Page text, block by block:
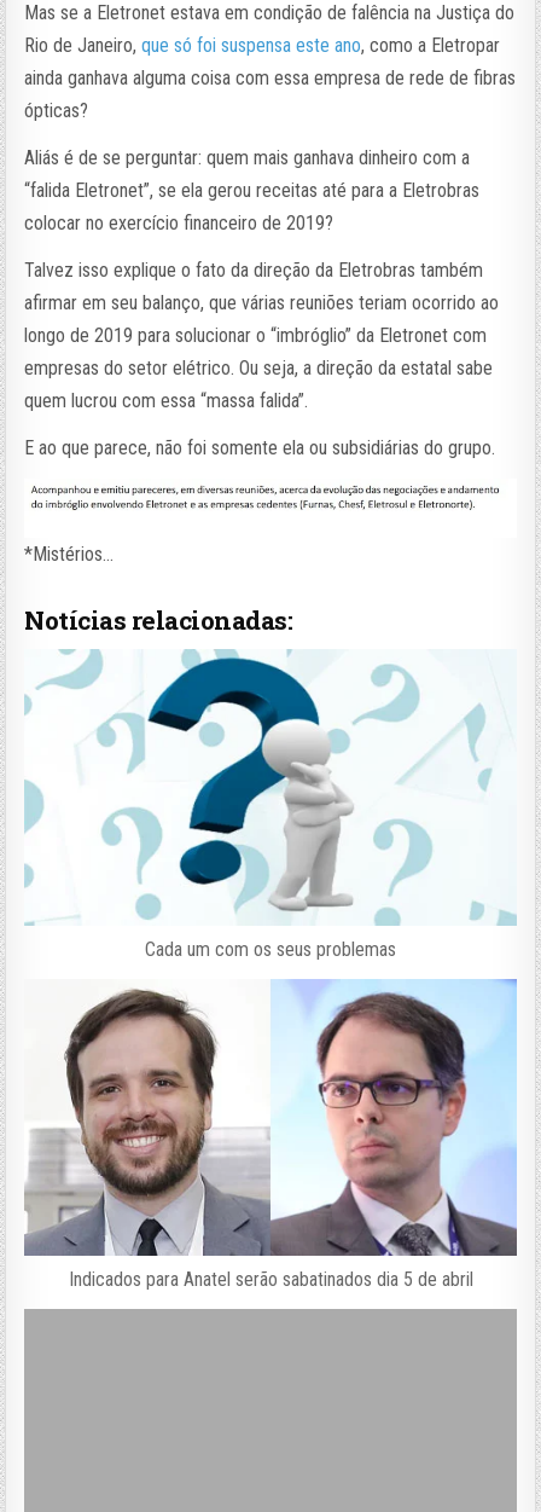
Mas se a Eletronet estava em condição de falência na Justiça do
Rio de Janeiro,que só foi suspensa este ano, como a Eletropar
ainda ganhava alguma coisa com essa empresa de rede de fibras
ópticas?
Aliás é de se perguntar: quem mais ganhava dinheiro com a
“falida Eletronet”, se ela gerou receitas até para a Eletrobras
colocar no exercício financeiro de 2019?
Talvez isso explique o fato da direção da Eletrobras também
afirmar em seu balanço, que várias reuniões teriam ocorrido ao
longo de 2019 para solucionar o “imbróglio” da Eletronet com
empresas do setor elétrico. Ou seja, a direção da estatal sabe
quem lucrou com essa “massa falida”.
E ao que parece, não foi somente ela ou subsidiárias do grupo.
*Mistérios…
Notícias relacionadas:
Cada um com os seus problemas
Indicados para Anatel serão sabatinados dia 5 de abril